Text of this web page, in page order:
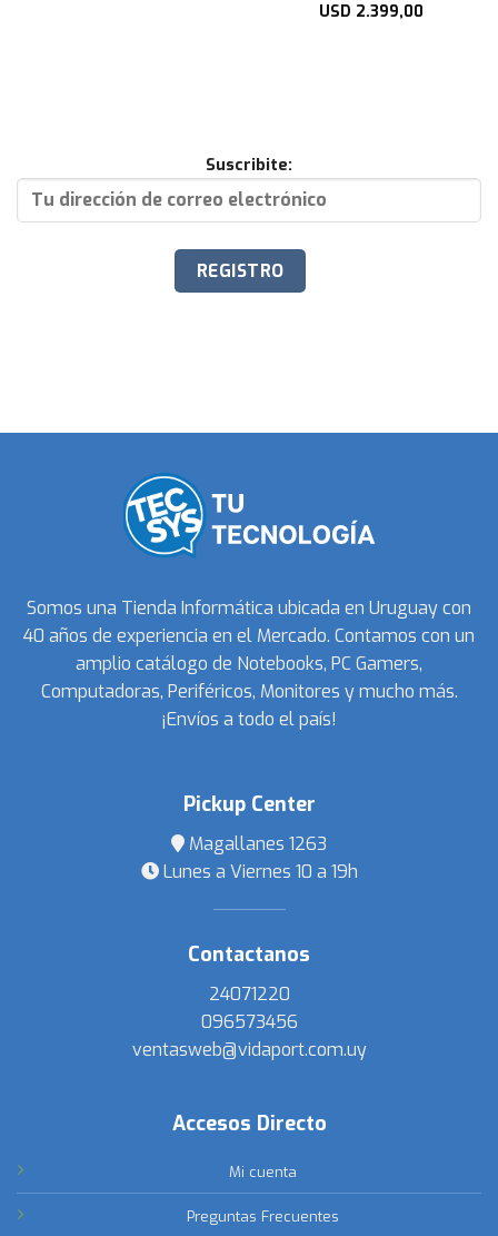
USD 2.399,00
Suscribite:
Somos una Tienda Informática ubicada en Uruguay con
40 años de experiencia en el Mercado. Contamos con un
amplio catálogo de Notebooks, PC Gamers,
Computadoras, Periféricos, Monitores y mucho más.
¡Envíos a todo el país!
Pickup Center
Magallanes 1263
Lunes a Viernes 10 a 19h
Contactanos
24071220
096573456
ventasweb@vidaport.com.uy
Accesos Directo
Mi cuenta
Preguntas Frecuentes